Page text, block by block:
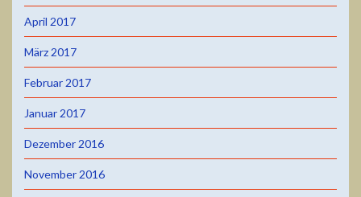
April 2017
März 2017
Februar 2017
Januar 2017
Dezember 2016
November 2016